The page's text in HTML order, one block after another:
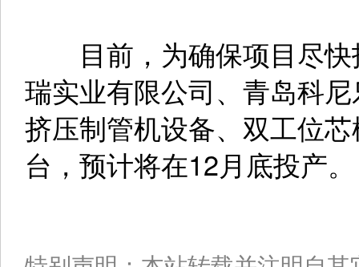
目前，为确保项目尽快
瑞实业有限公司、青岛科
挤压制管机设备、双工位
台，预计将在12月底投产。